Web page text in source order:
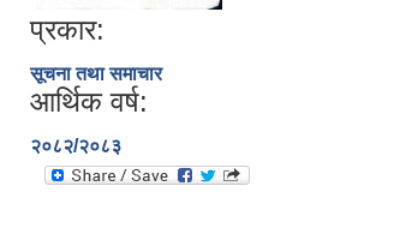
प्रकार:
सूचना तथा समाचार
आर्थिक वर्ष:
२०८२/२०८३